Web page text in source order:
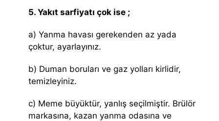
5. Yakıt sarfiyatı çok ise ;
a) Yanma havası gerekenden az yada
çoktur, ayarlayınız.
b) Duman boruları ve gaz yolları kirlidir,
temizleyiniz.
c) Meme büyüktür, yanlış seçilmiştir. Brülör
markasına, kazan yanma odasına ve